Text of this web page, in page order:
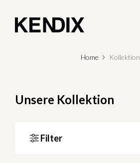
Home Kollektion
Unsere Kollektion
Filter